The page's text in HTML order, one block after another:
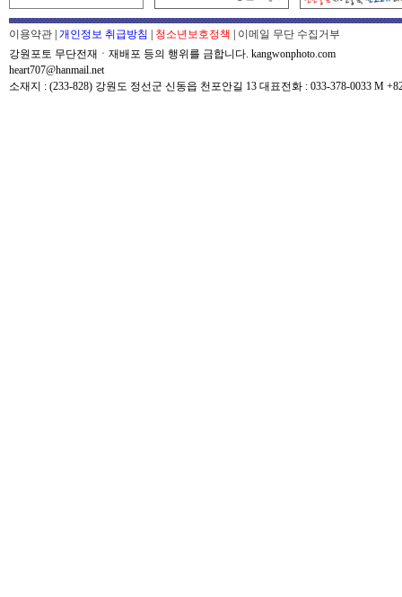
이용약관 개인정보 취급방침 청소년보호정책
이메일 무단 수집거부
강원포토 무단전재ㆍ재배포 등의 행위를 금합니다. kangwonphoto.com
heart707@hanmail.net
소재지 : (233-828) 강원도 정선군 신동읍 천포안길 13 대표전화 : 033-378-0033 M